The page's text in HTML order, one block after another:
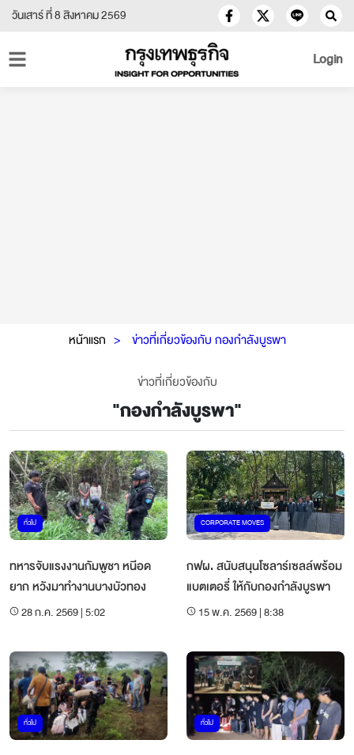
วันเสาร์ ที่ 8 สิงหาคม 2569
Login
หน้าแรก ข่าวที่เกี่ยวข้องกับ กองกำลังบูรพา
ข่าวที่เกี่ยวข้องกับ
"กองกำลังบูรพา"
ทั่วไป
ทหารจับแรงงานกัมพูชา หนีอด
ยาก หวังมาทำงานบางบัวทอง
28 ก.ค. 2569 | 5:02
CORPORATE MOVES
กฟผ. สนับสนุนโซลาร์เซลล์พร้อม
แบตเตอรี่ ให้กับกองกำลังบูรพา
15 พ.ค. 2569 | 8:38
ทั่วไป ทั่วไป